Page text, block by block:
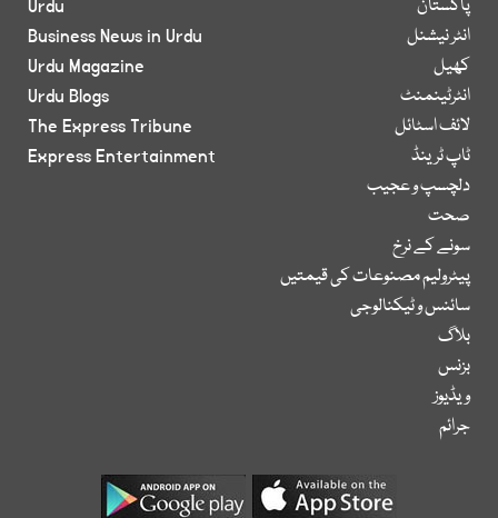
پاکستان
انٹر نیشنل
کھیل
انٹرٹینمنٹ
لائف اسٹائل
ٹاپ ٹرینڈ
دلچسپ و عجیب
صحت
سونے کے نرخ
پیٹرولیم مصنوعات کی قیمتیں
سائنس و ٹیکنالوجی
بلاگ
بزنس
ویڈیوز
جرائم
Urdu
Business News in Urdu
Urdu Magazine
Urdu Blogs
The Express Tribune
Express Entertainment